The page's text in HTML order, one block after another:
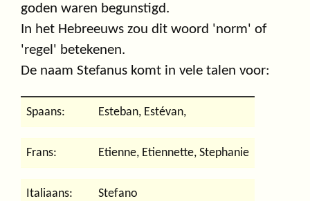
goden waren begunstigd.
In het Hebreeuws zou dit woord 'norm' of
'regel' betekenen.
De naam Stefanus komt in vele talen voor:
Spaans: Esteban, Estévan,
Frans: Etienne, Etiennette, Stephanie
Italiaans: Stefano